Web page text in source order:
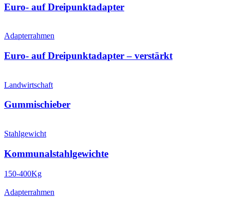
Euro- auf Dreipunkt­adapter
Adapterrahmen
Euro- auf Dreipunkt­adapter – verstärkt
Landwirtschaft
Gummi­schieber
Stahlgewicht
Kommunal­stahlgewichte
150-400Kg
Adapterrahmen